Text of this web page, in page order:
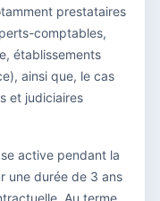
prestataires
comptables,
établissements
ainsi que, le cas
et judiciaires
active pendant la
une durée de 3 ans
Au terme